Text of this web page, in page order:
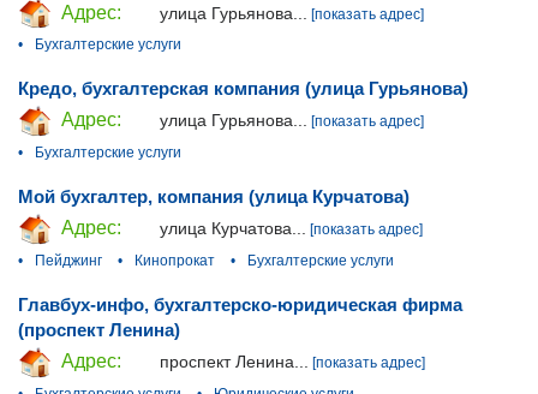
Адрес:
улица Гурьянова...
[показать адрес]
•
Бухгалтерские услуги
Кредо, бухгалтерская компания (улица Гурьянова)
Адрес:
улица Гурьянова... [показать адрес]
•
Бухгалтерские услуги
Мой бухгалтер, компания (улица Курчатова)
Адрес:
улица Курчатова...
[показать адрес]
•
Пейджинг • Кинопрокат • Бухгалтерские услуги
Главбух-инфо, бухгалтерско-юридическая фирма
(проспект Ленина)
Адрес:
проспект Ленина...
[показать адрес]